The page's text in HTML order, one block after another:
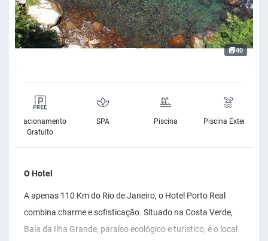
40
Estacionamento
Gratuito
SPA Piscina Piscina Exterior
O Hotel
A apenas 110 Km do Rio de Janeiro, o Hotel Porto Real
combina charme e sofisticação. Situado na Costa Verde,
Baía da Ilha Grande, paraíso ecológico e turístico, é o local